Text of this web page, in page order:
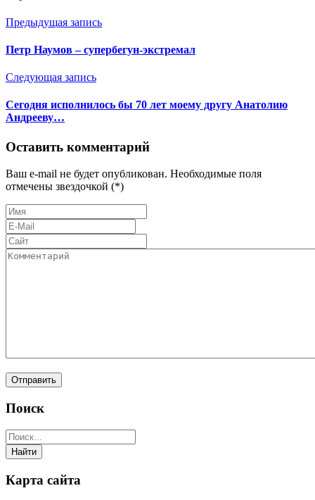
Отправить
Предыдущая запись
Петр Наумов – супербегун-экстремал
Следующая запись
Сегодня исполнилось бы 70 лет моему другу Анатолию
Андрееву…
Оставить комментарий
Ваш e-mail не будет опубликован. Необходимые поля
отмечены звездочкой (*)
Поиск
Карта сайта